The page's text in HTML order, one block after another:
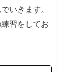
いきます。
習をしてお